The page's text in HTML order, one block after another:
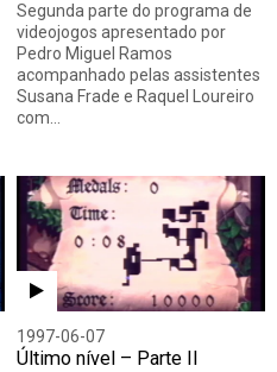
Segunda parte do programa de
videojogos apresentado por
Pedro Miguel Ramos
acompanhado pelas assistentes
Susana Frade e Raquel Loureiro
com…
1997-06-07
Último nível – Parte II